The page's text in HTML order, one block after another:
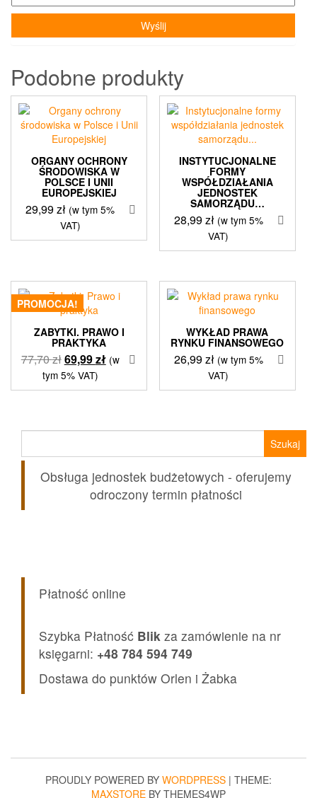
Podobne produkty
ORGANY OCHRONY
ŚRODOWISKA W
POLSCE I UNII
EUROPEJSKIEJ
29,99zł (w tym 5%
VAT)
INSTYTUCJONALNE
FORMY
WSPÓŁDZIAŁANIA
JEDNOSTEK
SAMORZĄDU…
28,99zł (w tym 5%
VAT)
PROMOCJA!
ZABYTKI. PRAWO I
PRAKTYKA
77,70złPierwotna
cena
wynosiła:
69,99złAktualna
wynosi:
(w
tym 5% VAT)
WYKŁAD PRAWA
RYNKU FINANSOWEGO
26,99zł (w tym 5%
VAT)
Obsługa jednostek budżetowych - oferujemy
odroczony termin płatności
Płatność online
Szybka Płatność Blik za zamówienie na nr
księgarni: +48 784 594 749
Dostawa do punktów Orlen i Żabka
PROUDLY POWERED BY WORDPRESS | THEME:
MAXSTORE BY THEMES4WP